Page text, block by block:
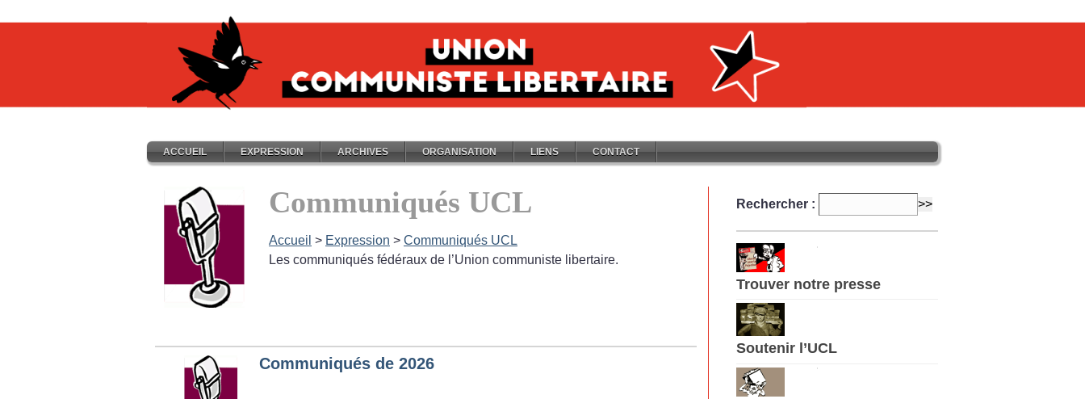
ACCUEIL EXPRESSION ARCHIVES ORGANISATION LIENS CONTACT
Communiqués UCL
Accueil > Expression > Communiqués UCL
Les communiqués fédéraux de l’Union communiste libertaire.
Communiqués de 2026
Rechercher :
Trouver notre presse
Soutenir l’UCL